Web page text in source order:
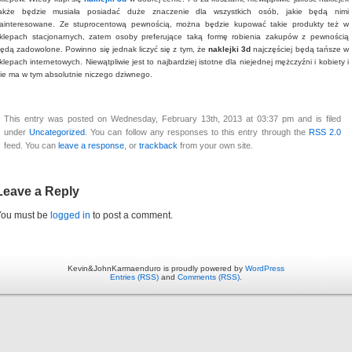
będzie musiała posiadać duże znaczenie dla wszystkich osób, jakie będą nimi
Ze stuprocentową pewnością, można będzie kupować takie produkty też w
stacjonarnych, zatem osoby preferujące taką formę robienia zakupów z pewnością
zadowolone. Powinno się jednak liczyć się z tym, że naklejki 3d najczęściej będą tańsze w
internetowych. Niewątpliwie jest to najbardziej istotne dla niejednej mężczyźni i kobiety i
ma w tym absolutnie niczego dziwnego.
This entry was posted on Wednesday, February 13th, 2013 at 03:37 pm and is filed
underUncategorized . You can follow any responses to this entry through the RSS 2.0
feed. You can leave a response , or trackback from your own site.
a Reply
must be logged in to post a comment.
Kevin&JohnKarmaenduro is proudly powered by WordPress
Entries (RSS) and Comments (RSS)